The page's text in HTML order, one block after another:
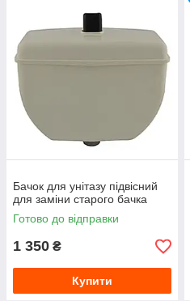
Бачок для унітазу підвісний
для заміни старого бачка
Готово до відправки
1 350 ₴
Купити